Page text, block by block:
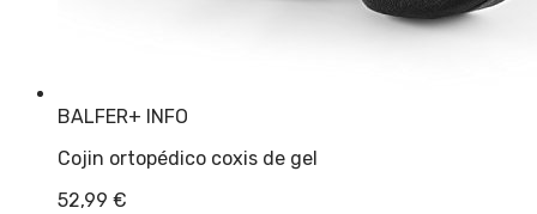
BALFER+ INFO
Cojin ortopédico coxis de gel
52,99 €